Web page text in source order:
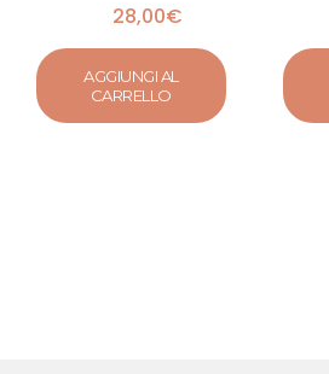
28,00€
AGGIUNGI AL
CARRELLO